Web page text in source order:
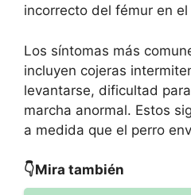
incorrecto del fémur en
Los síntomas más
incluyen cojeras
levantarse, dificultad
marcha anormal. Estos
a medida que el perro
👇Mira también